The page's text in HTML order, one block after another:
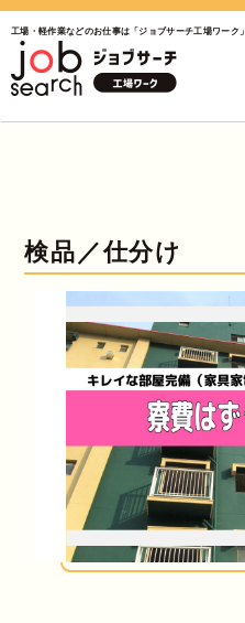
工場・軽作業などのお仕事は「ジョブサーチ工場ワーク」
検品／仕分け